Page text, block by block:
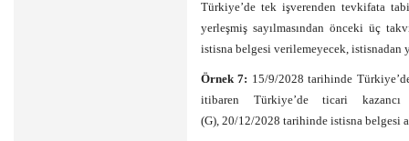
Türkiye’de tek işverenden tevkifata
yerleşmiş sayılmasından önceki üç
istisna belgesi verilemeyecek, istisnadan
Örnek 7: 15/9/2028 tarihinde
itibaren Türkiye’de ticari
(G), 20/12/2028 tarihinde istisna belgesi